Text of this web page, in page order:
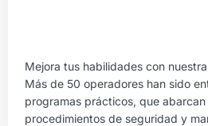
Mejora tus habilidades con
Más de 50 operadores han sido
programas prácticos, que
procedimientos de seguridad y